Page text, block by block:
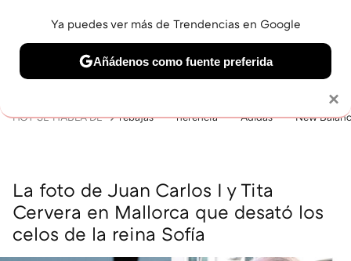
BELLEZA SHOPPING VIAJES GASTRO SNEAKERS
HOY SE HABLA DE rebajas herencia Adidas New
La foto de Juan Carlos I y Tita
Cervera en Mallorca que desató los
celos de la reina Sofía
×
Ya puedes ver más de Trendencias en Google
Añádenos como fuente preferida